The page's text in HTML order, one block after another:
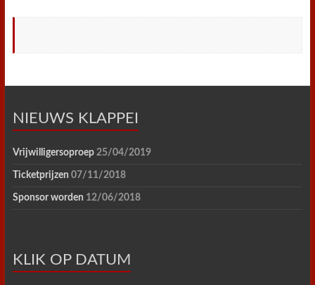
NIEUWS KLAPPEI
Vrijwilligersoproep 25/04/2019
Ticketprijzen 07/11/2018
Sponsor worden 12/06/2018
KLIK OP DATUM